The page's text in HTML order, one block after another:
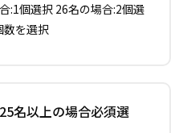
:1個選択 26名の場合:2個選
数を選択
名以上の場合必須選